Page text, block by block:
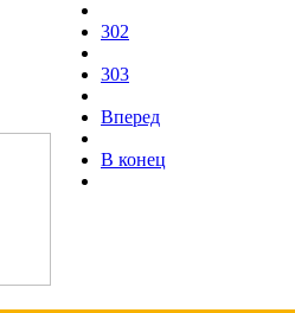
302
303
Вперед
В конец